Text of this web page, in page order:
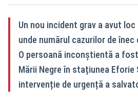
Un nou incident grav a avut
unde numărul cazurilor de
O persoană inconștientă a
Mării Negre în stațiunea Eforie
intervenție de urgență a